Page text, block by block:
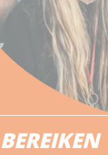
Doneer
Zoeken